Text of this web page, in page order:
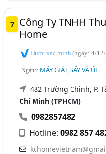
7
Công Ty TNHH
Home
Được xác minh(ngày: 4/
Ngành: MÁY GIẶT, SẤY VÀ ỦI
482 Trường Chinh, P.
Chí Minh (TPHCM)
0982857482
Hotline:0982 857